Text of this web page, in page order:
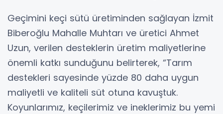
Geçimini keçi sütü üretiminden sağlayan İzmit
Biberoğlu Mahalle Muhtarı ve üretici Ahmet
Uzun, verilen desteklerin üretim maliyetlerine
önemli katkı sunduğunu belirterek, “Tarım
destekleri sayesinde yüzde 80 daha uygun
maliyetli ve kaliteli süt otuna kavuştuk.
Koyunlarımız, keçilerimiz ve ineklerimiz bu yemi